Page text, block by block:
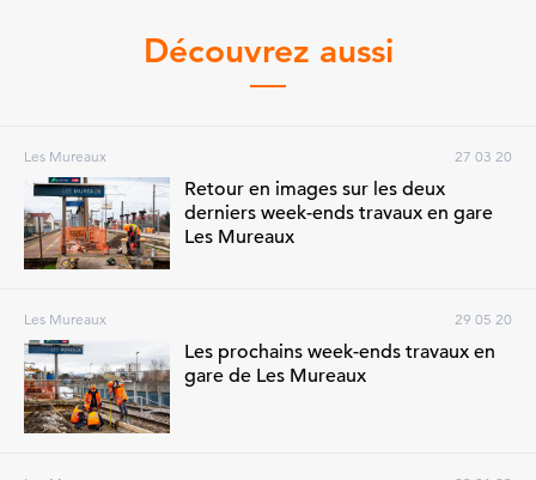
Découvrez aussi
Les Mureaux 27 03 20
Retour en images sur les deux
derniers week-ends travaux en gare
Les Mureaux
Les Mureaux 29 05 20
Les prochains week-ends travaux en
gare de Les Mureaux